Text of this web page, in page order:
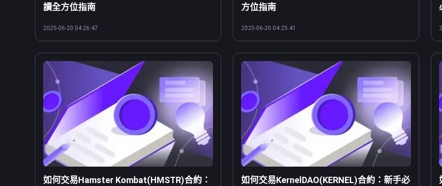
讀全方位指南
2025-06-20 04:26:47
方位指南
2025-06-20 04:25:41
如何交易Hamster Kombat(HMSTR)合約：
如何交易KernelDAO(KERNEL)合約：新手必